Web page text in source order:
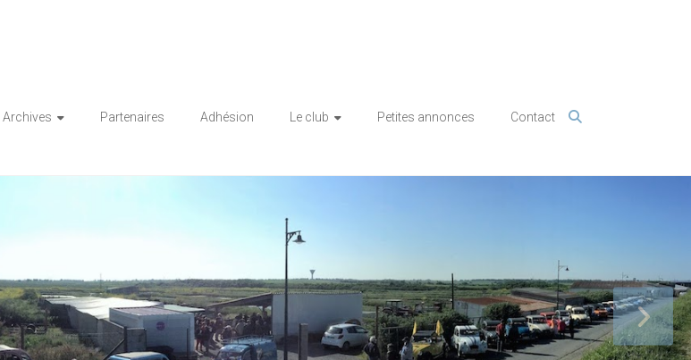
Archives Partenaires Adhésion Le club Petites annonces Contact